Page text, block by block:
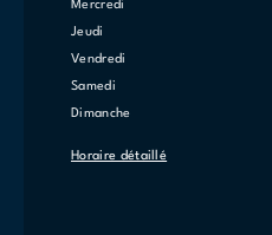
mercredi
jeudi
vendredi
samedi
dimanche
Horaire détaillé